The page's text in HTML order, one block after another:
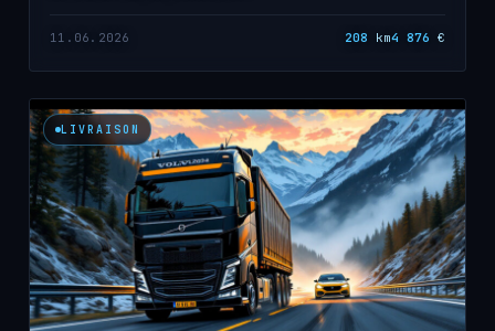
11.06.2026 208 km4 876 €
LIVRAISON